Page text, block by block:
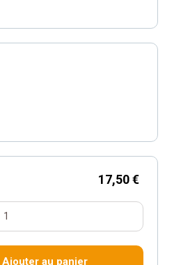
17,50 €
Ajouter au panier